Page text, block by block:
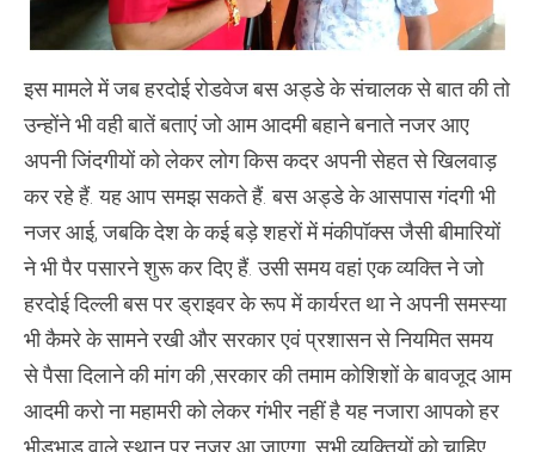
इस मामले में जब हरदोई रोडवेज बस अड्डे के संचालक से बात की तो
उन्होंने भी वही बातें बताएं जो आम आदमी बहाने बनाते नजर आए
अपनी जिंदगीयों को लेकर लोग किस कदर अपनी सेहत से खिलवाड़
कर रहे हैं. यह आप समझ सकते हैं. बस अड्डे के आसपास गंदगी भी
नजर आई, जबकि देश के कई बड़े शहरों में मंकीपॉक्स जैसी बीमारियों
ने भी पैर पसारने शुरू कर दिए हैं. उसी समय वहां एक व्यक्ति ने जो
हरदोई दिल्ली बस पर ड्राइवर के रूप में कार्यरत था ने अपनी समस्या
भी कैमरे के सामने रखी और सरकार एवं प्रशासन से नियमित समय
से पैसा दिलाने की मांग की ,सरकार की तमाम कोशिशों के बावजूद आम
आदमी करो ना महामरी को लेकर गंभीर नहीं है यह नजारा आपको हर
भीड़भाड़ वाले स्थान पर नजर आ जाएगा. सभी व्यक्तियों को चाहिए